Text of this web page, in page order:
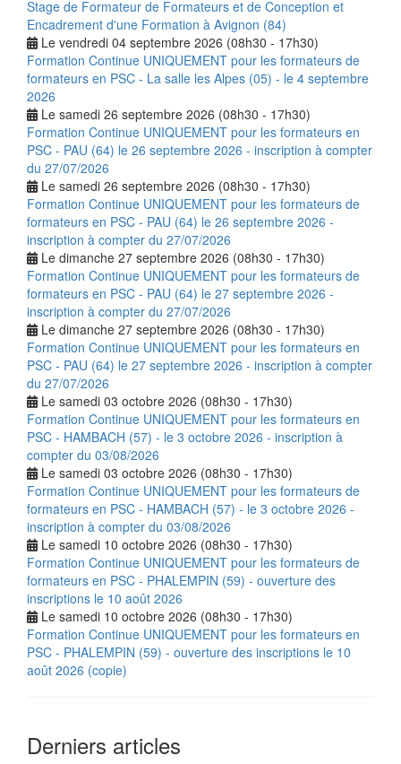
Stage de Formateur de Formateurs et de Conception et
Encadrement d'une Formation à Avignon (84)
Le vendredi 04 septembre 2026 (08h30 - 17h30)
Formation Continue UNIQUEMENT pour les formateurs de
formateurs en PSC - La salle les Alpes (05) - le 4 septembre
2026
Le samedi 26 septembre 2026 (08h30 - 17h30)
Formation Continue UNIQUEMENT pour les formateurs en
PSC - PAU (64) le 26 septembre 2026 - inscription à compter
du 27/07/2026
Le samedi 26 septembre 2026 (08h30 - 17h30)
Formation Continue UNIQUEMENT pour les formateurs de
formateurs en PSC - PAU (64) le 26 septembre 2026 -
inscription à compter du 27/07/2026
Le dimanche 27 septembre 2026 (08h30 - 17h30)
Formation Continue UNIQUEMENT pour les formateurs de
formateurs en PSC - PAU (64) le 27 septembre 2026 -
inscription à compter du 27/07/2026
Le dimanche 27 septembre 2026 (08h30 - 17h30)
Formation Continue UNIQUEMENT pour les formateurs en
PSC - PAU (64) le 27 septembre 2026 - inscription à compter
du 27/07/2026
Le samedi 03 octobre 2026 (08h30 - 17h30)
Formation Continue UNIQUEMENT pour les formateurs en
PSC - HAMBACH (57) - le 3 octobre 2026 - inscription à
compter du 03/08/2026
Le samedi 03 octobre 2026 (08h30 - 17h30)
Formation Continue UNIQUEMENT pour les formateurs de
formateurs en PSC - HAMBACH (57) - le 3 octobre 2026 -
inscription à compter du 03/08/2026
Le samedi 10 octobre 2026 (08h30 - 17h30)
Formation Continue UNIQUEMENT pour les formateurs de
formateurs en PSC - PHALEMPIN (59) - ouverture des
inscriptions le 10 août 2026
Le samedi 10 octobre 2026 (08h30 - 17h30)
Formation Continue UNIQUEMENT pour les formateurs en
PSC - PHALEMPIN (59) - ouverture des inscriptions le 10
août 2026 (copie)
Derniers articles